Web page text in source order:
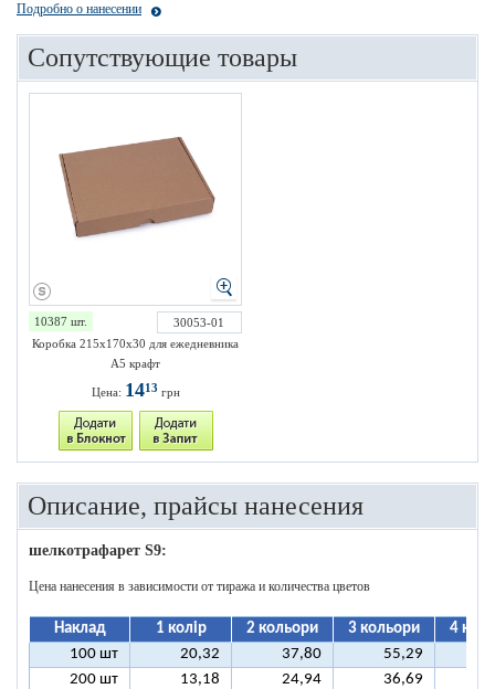
Подробно о нанесении
Сопутствующие товары
10387 шт.
30053-01
Коробка 215х170х30 для ежедневника
А5 крафт
Цена: 1413 грн
Описание, прайсы нанесения
шелкотрафарет S9:
Цена нанесения в зависимости от тиража и количества цветов
Наклад 1 колір 2 кольори 3 кольори
4
100 шт
20,32 37,80 55,29
200 шт
13,18 24,94 36,69